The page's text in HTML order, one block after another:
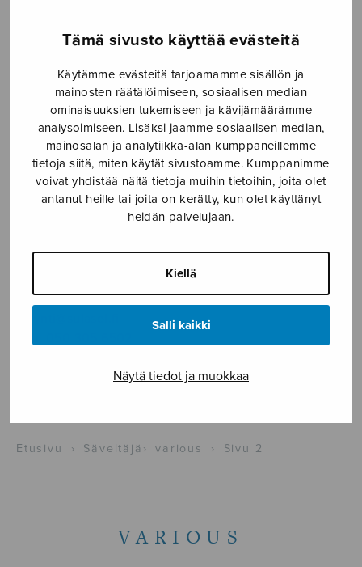
Tämä sivusto käyttää evästeitä
Käytämme evästeitä tarjoamamme sisällön ja
mainosten räätälöimiseen, sosiaalisen median
ominaisuuksien tukemiseen ja kävijämäärämme
analysoimiseen. Lisäksi jaamme sosiaalisen median,
mainosalan ja analytiikka-alan kumppaneillemme
tietoja siitä, miten käytät sivustoamme. Kumppanimme
voivat yhdistää näitä tietoja muihin tietoihin, joita olet
antanut heille tai joita on kerätty, kun olet käyttänyt
heidän palvelujaan.
Kiellä
Salli kaikki
Näytä tiedot ja muokkaa
YLEINEN
Sulasol nuottikauppa
Myymälä avoinna
ma–pe klo 10–16 tai sopimuksen mukaan
Etusivu › Säveltäjä › various › Sivu 2
VARIOUS